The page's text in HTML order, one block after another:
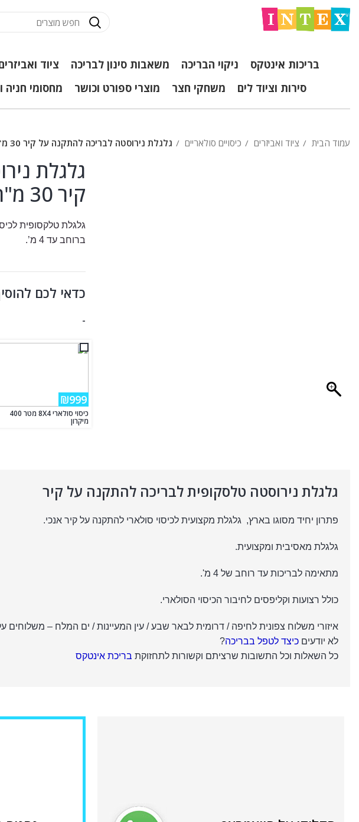
בריכות אינטקס ניקוי הבריכה משאבות סינון לבריכה ציוד
סירות וציוד לים
משחקי חצר מוצרי ספורט וכושר מחסומי חניה
עמוד הבית ציוד ואביזרים כיסויים סולאריים גלגלת נירוסטה לבריכה להתקנה על קיר 30 מ"ר
גלגלת
קיר 30 מ"ר
גלגלת טלקסופית
ברוחב עד 4 מ’.
כדאי לכם
-
₪999
כיסוי סולארי 8X4 מטר 400
מיקרון
גלגלת נירוסטה טלסקופית לבריכה להתקנה על קיר
פתרון יחיד מסוגו בארץ, גלגלת מקצועית לכיסוי סולארי להתקנה על קיר אנכי.
גלגלת מאסיבית ומקצועית.
מתאימה לבריכות עד רוחב של 4 מ'.
כולל רצועות וקליפסים לחיבור הכיסוי הסולארי.
איזורי משלוח צפונית לחיפה / דרומית לבאר שבע / עין המעיינות / ים המלח – משלוחים על 14 ימי עסקים בתוספת של 100
לא יודעים כיצד לטפל בבריכה?
כל השאלות וכל התשובות שרציתם וקשורות לתחזוקת בריכת אינטקס